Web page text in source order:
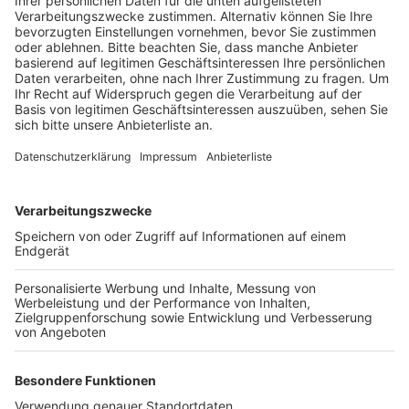
einem Werkzeug an einem Geldautomaten
hantieren.
Veröffentlicht:Freitag, 18.09.2020 13:04
Anzeige
ergriffen die Männer die Flucht. Nach Angaben der
Beamten waren die jungen Männer 160 bis 170
Zentimeter groß, trugen dunkle sportliche Kleidung
und eine Baseball-Kappe. Einer der Männer trug eine
Jogginghose mit Camouflage-Muster und hatte ein
Brecheisen bei sich. Der andere Täter trug einen
Rucksack auf dem Rücken. Die Kriminalpolizei sucht
Umfeld der Priamosstraße gesehen haben.